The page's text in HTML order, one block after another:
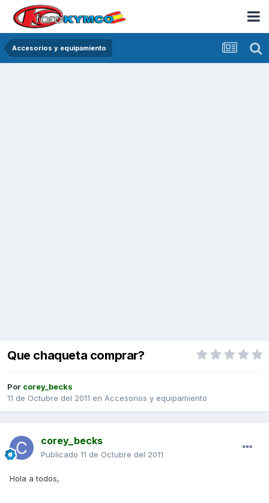
Accesorios y equipamiento
Que chaqueta comprar?
Por corey_becks
11 de Octubre del 2011 en Accesorios y equipamiento
corey_becks
Publicado 11 de Octubre del 2011
Hola a todos,